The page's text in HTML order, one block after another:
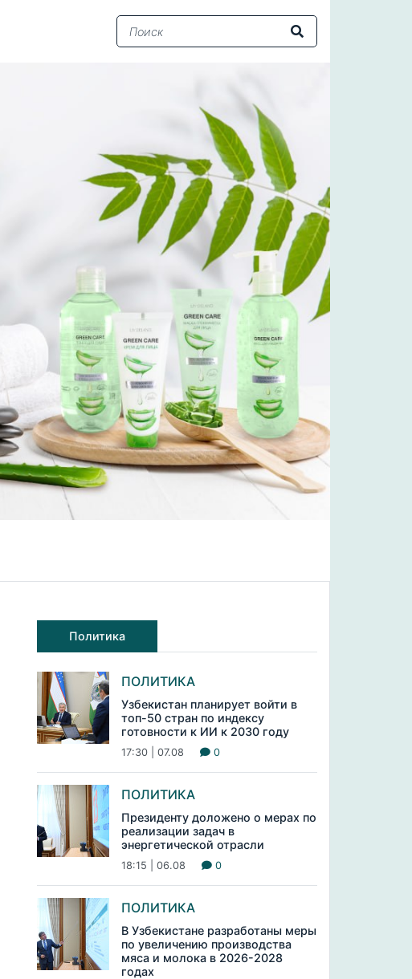
Политика
ПОЛИТИКА
Узбекистан планирует войти в
топ-50 стран по индексу
готовности к ИИ к 2030 году
17:30 | 07.08 0
ПОЛИТИКА
Президенту доложено о мерах по
реализации задач в
энергетической отрасли
18:15 | 06.08 0
ПОЛИТИКА
В Узбекистане разработаны меры
по увеличению производства
мяса и молока в 2026-2028
годах